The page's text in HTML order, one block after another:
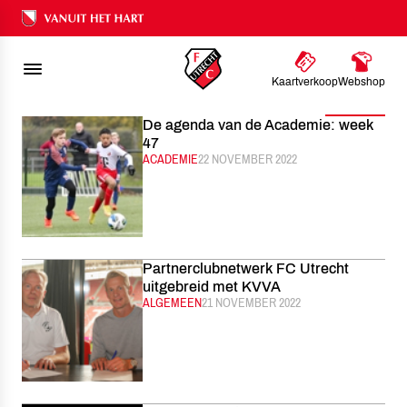
Ons nalatenschap
KaartverkoopWebshop
FC UTRECHT NIEUWS
De agenda van de Academie: week
47
CATEGORIE:
ACADEMIEGEPUBLICEERD:
22 NOVEMBER 2022
Partnerclubnetwerk FC Utrecht
uitgebreid met KVVA
CATEGORIE:
ALGEMEENGEPUBLICEERD:
21 NOVEMBER 2022